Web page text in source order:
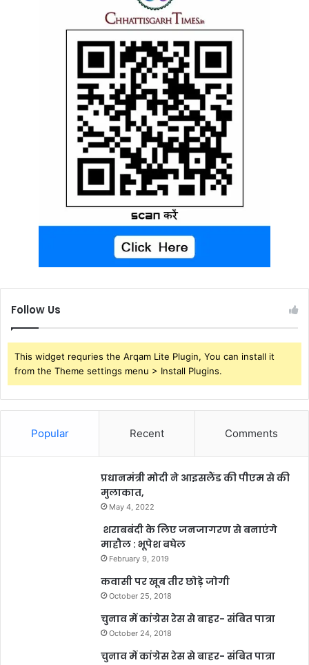
Follow Us
This widget requries the Arqam Lite Plugin, You can install it
from the Theme settings menu > Install Plugins.
Popular Recent Comments
प्रधानमंत्री मोदी ने आइसलैंड की पीएम से की
मुलाकात,
May 4, 2022
शराबबंदी के लिए जनजागरण से बनाएंगे
माहौल : भूपेश बघेल
February 9, 2019
कवासी पर खूब तीर छोड़े जोगी
October 25, 2018
चुनाव में कांग्रेस रेस से बाहर- संबित पात्रा
October 24, 2018
चुनाव में कांग्रेस रेस से बाहर- संबित पात्रा